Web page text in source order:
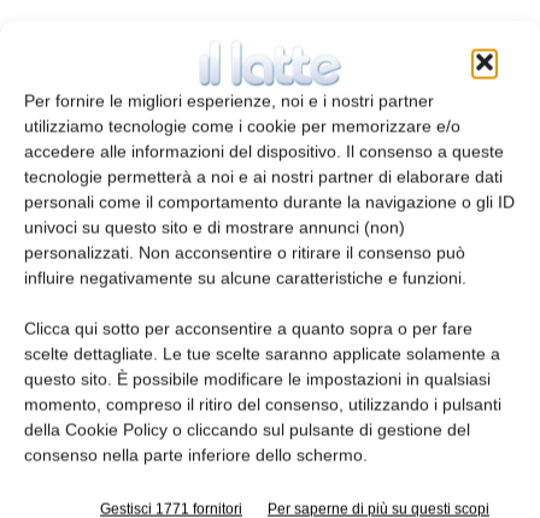
Per fornire le migliori esperienze, noi e i nostri partner
utilizziamo tecnologie come i cookie per memorizzare e/o
accedere alle informazioni del dispositivo. Il consenso a queste
tecnologie permetterà a noi e ai nostri partner di elaborare dati
personali come il comportamento durante la navigazione o gli ID
univoci su questo sito e di mostrare annunci (non)
personalizzati. Non acconsentire o ritirare il consenso può
influire negativamente su alcune caratteristiche e funzioni.
Clicca qui sotto per acconsentire a quanto sopra o per fare
scelte dettagliate. Le tue scelte saranno applicate solamente a
questo sito. È possibile modificare le impostazioni in qualsiasi
momento, compreso il ritiro del consenso, utilizzando i pulsanti
della Cookie Policy o cliccando sul pulsante di gestione del
consenso nella parte inferiore dello schermo.
Gestisci 1771 fornitori Per saperne di più su questi scopi
4Protection AL riduce la crescita di
aumentando la sicurezza del
prodotto durante la sua shelf life; fanno parte
della linea Anti ListeriaLP AL eCNB AL.
LP AL(L.plantarum) durante la sua crescita
può produrre molta pediocina, ma può farlo
se mantenuto ad una temperatura superiore
ai 10 °C e con zucchero disponibile come il
lattosio. Può essere aggiunto al latte in caldaia
insieme agli altri fermenti acidificanti.
La migliore applicazione di LP AL è su nei
formaggi freschi e nei soft cheese dove la